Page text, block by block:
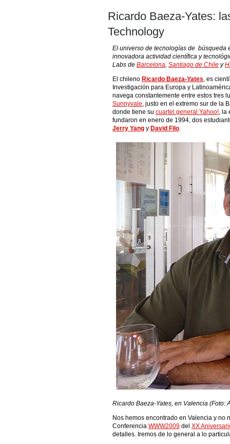
Ricardo Baeza-Yates:
Technology
El universo de tecnologías de búsqueda
innovadora actividad científica y
Labs de Barcelona, Santiago de Chile y
El chileno Ricardo Baeza-Yates, es
Investigación para Europa y
navega constantemente entre estos tres
Sunnyvale, justo en el extremo sur de la
donde tiene su cuartel general Yahoo!, la
fundaron en enero de 1994, dos
Jerry Yang y David Filo.
Ricardo Baeza-Yates, en Valencia (Foto:
Nos hemos encontrado en Valencia y no
Conferencia WWW2009 del XX
detalles. Iremos de lo general a lo